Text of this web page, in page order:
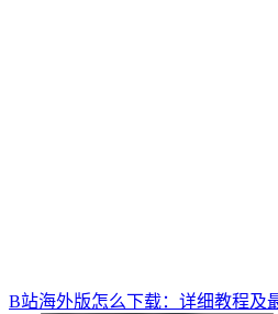
B站海外版怎么下载：详细教程及